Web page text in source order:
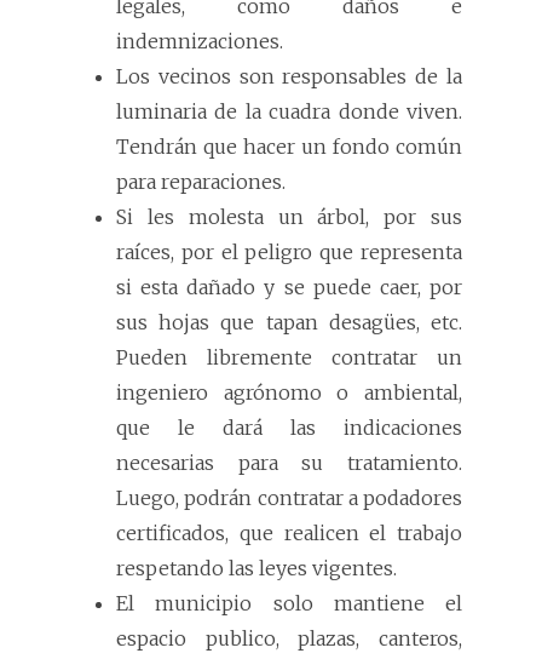
legales, como daños e
indemnizaciones.
Los vecinos son responsables de la
luminaria de la cuadra donde viven.
Tendrán que hacer un fondo común
para reparaciones.
Si les molesta un árbol, por sus
raíces, por el peligro que representa
si esta dañado y se puede caer, por
sus hojas que tapan desagües, etc.
Pueden libremente contratar un
ingeniero agrónomo o ambiental,
que le dará las indicaciones
necesarias para su tratamiento.
Luego, podrán contratar a podadores
certificados, que realicen el trabajo
respetando las leyes vigentes.
El municipio solo mantiene el
espacio publico, plazas, canteros,